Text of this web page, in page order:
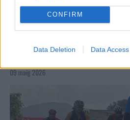
CONFIRM
Data Deletion Data Access
La Cursa de l’Aldea segona
09 maig 2026